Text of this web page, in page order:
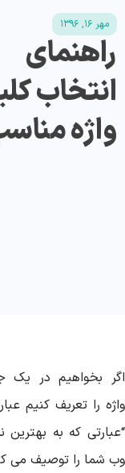
مهر ۱۶, ۱۳۹۶
راهنمای
انتخاب
واژه
بخواهیم در یک
را تعریف کنیم
که به بهترین
شما را توصیف می